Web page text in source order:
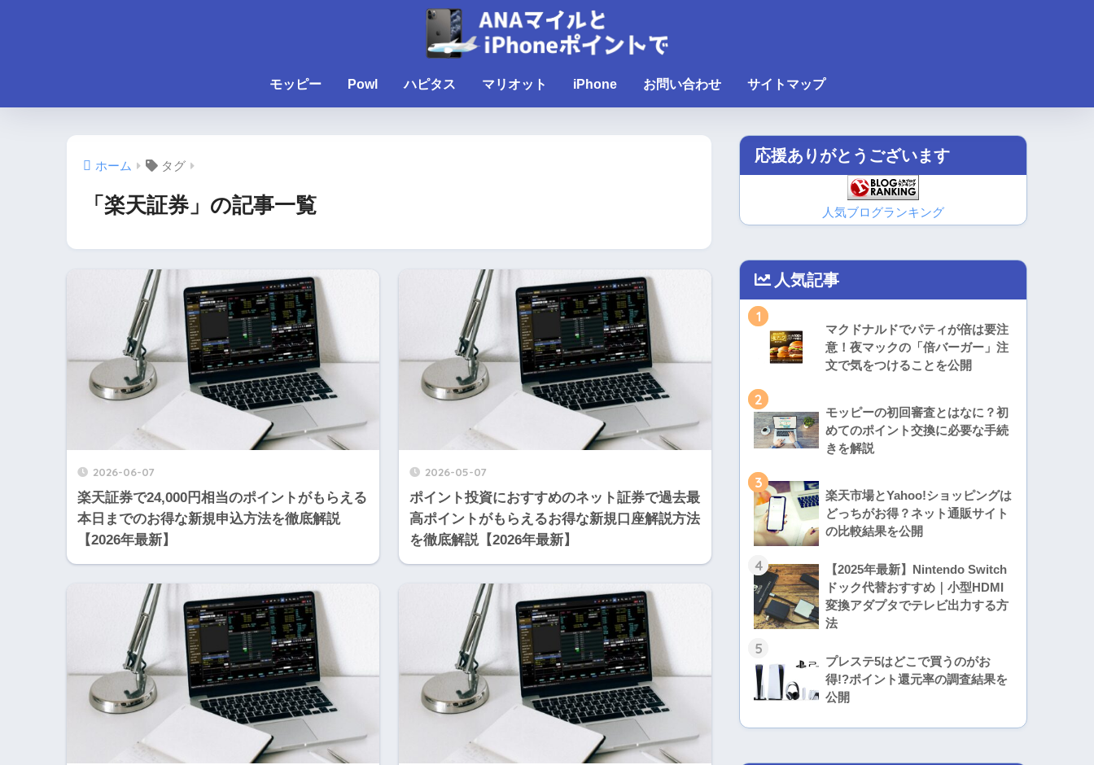
モッピー Powl ハピタス マリオット iPhone お問い合わせ サイトマップ
ホーム タグ
「楽天証券」の記事一覧
2026-06-07
楽天証券で24,000円相当のポイントがもらえる
本日までのお得な新規申込方法を徹底解説
【2026年最新】
2026-05-07
ポイント投資におすすめのネット証券で過去最
高ポイントがもらえるお得な新規口座解説方法
を徹底解説【2026年最新】
応援ありがとうございます
人気ブログランキング
人気記事
1
マクドナルドでパティが倍は要注
意！夜マックの「倍バーガー」注
文で気をつけることを公開
2
モッピーの初回審査とはなに？初
めてのポイント交換に必要な手続
きを解説
3
楽天市場とYahoo!ショッピングは
どっちがお得？ネット通販サイト
の比較結果を公開
4
【2025年最新】Nintendo Switch
ドック代替おすすめ｜小型HDMI
変換アダプタでテレビ出力する方
法
5
プレステ5はどこで買うのがお
得!?ポイント還元率の調査結果を
公開